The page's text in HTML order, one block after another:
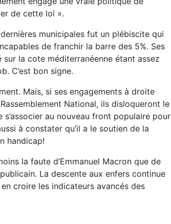
de cette loi ».
municipales fut un plébiscite qui
de franchir la barre des 5%. Ses
la cote méditerranéenne étant assez
C’est bon signe.
Mais, si ses engagements à droite
National, ils disloqueront le
au nouveau front populaire pour
à constater qu’il a le soutien de la
handicap!
la faute d’Emmanuel Macron que de
La descente aux enfers continue
croire les indicateurs avancés des